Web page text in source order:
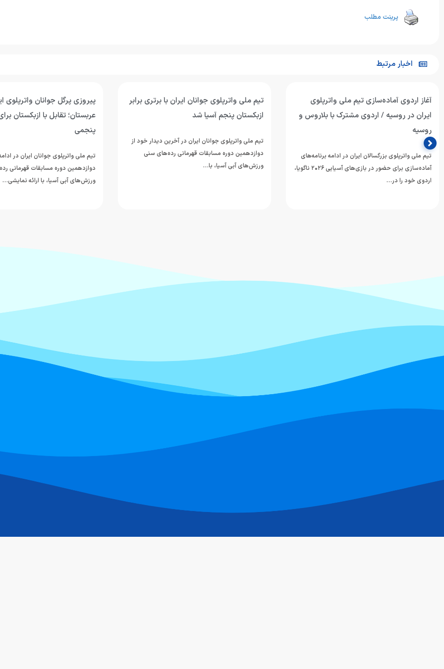
پرینت مطلب
اخبار مرتبط
آغاز اردوی آماده‌سازی تیم ملی واترپلوی
ایران در روسیه / اردوی مشترک با بلاروس و
روسیه
تیم ملی واترپلوی بزرگسالان ایران در ادامه برنامه‌های
آماده‌سازی برای حضور در بازی‌های آسیایی ۲۰۲۶ ناگویا،
اردوی خود را در…
تیم ملی واترپلوی جوانان ایران با برتری برابر
ازبکستان پنجم آسیا شد
تیم ملی واترپلوی جوانان ایران در آخرین دیدار خود از
دوازدهمین دوره مسابقات قهرمانی رده‌های سنی
ورزش‌های آبی آسیا، با…
پیروزی پرگل جوانان واترپلوی
عربستان؛ تقابل با ازبکستان
پنجمی
تیم ملی واترپلوی جوانان ایران در
دوازدهمین دوره مسابقات قهرمانی
ورزش‌های آبی آسیا، با ارائه نمایشی…